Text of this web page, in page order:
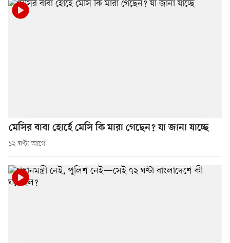
মেসির বাবা হোর্হে মেসি কি মারা গেছেন? যা জানা যাচ্ছে
১২ ঘণ্টা আগে